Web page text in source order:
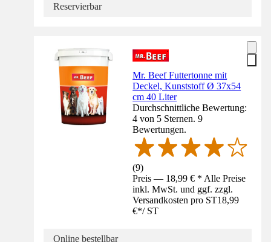
Reservierbar
Mr. Beef Futtertonne mit
Deckel, Kunststoff Ø 37x54
cm 40 Liter
Durchschnittliche Bewertung:
4 von 5 Sternen. 9
Bewertungen.
(9)
Preis — 18,99 € * Alle Preise
inkl. MwSt. und ggf. zzgl.
Versandkosten pro ST18,99
€*/ ST
Online bestellbar